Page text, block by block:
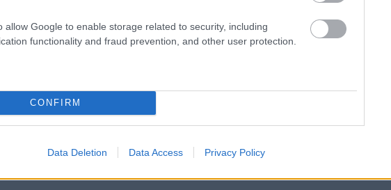
allow Google to enable storage related to security, including
functionality and fraud prevention, and other user protection.
CONFIRM
Data Deletion Data Access Privacy Policy
la sensazione è che fosse gelata, non so se mentissero o meno sul riscaldamento, ma o
26/28 gradi ,quindi si nuota,tutte le piscine coperte aperte d inverno hanno tale
spa beatifarm "" vasche"